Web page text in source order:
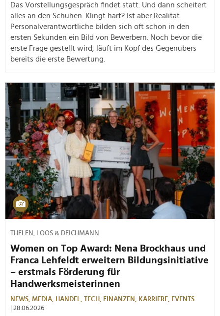
Das Vorstellungsgespräch findet statt. Und dann scheitert
alles an den Schuhen. Klingt hart? Ist aber Realität.
Personalverantwortliche bilden sich oft schon in den
ersten Sekunden ein Bild von Bewerbern. Noch bevor die
erste Frage gestellt wird, läuft im Kopf des Gegenübers
bereits die erste Bewertung.
THELEN, LOOS & DEICHMANN
Women on Top Award: Nena Brockhaus und
Franca Lehfeldt erweitern Bildungsinitiative
– erstmals Förderung für
Handwerksmeisterinnen
NEWS, MEDIA, HANDEL, TECH, FINANZEN, KARRIERE,
EVENTS
| 28.06.2026